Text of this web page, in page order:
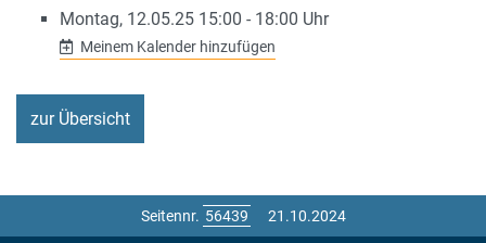
Montag, 12.05.25 15:00 - 18:00 Uhr
Meinem Kalender hinzufügen
zur Übersicht
Seitennr. 21.10.2024